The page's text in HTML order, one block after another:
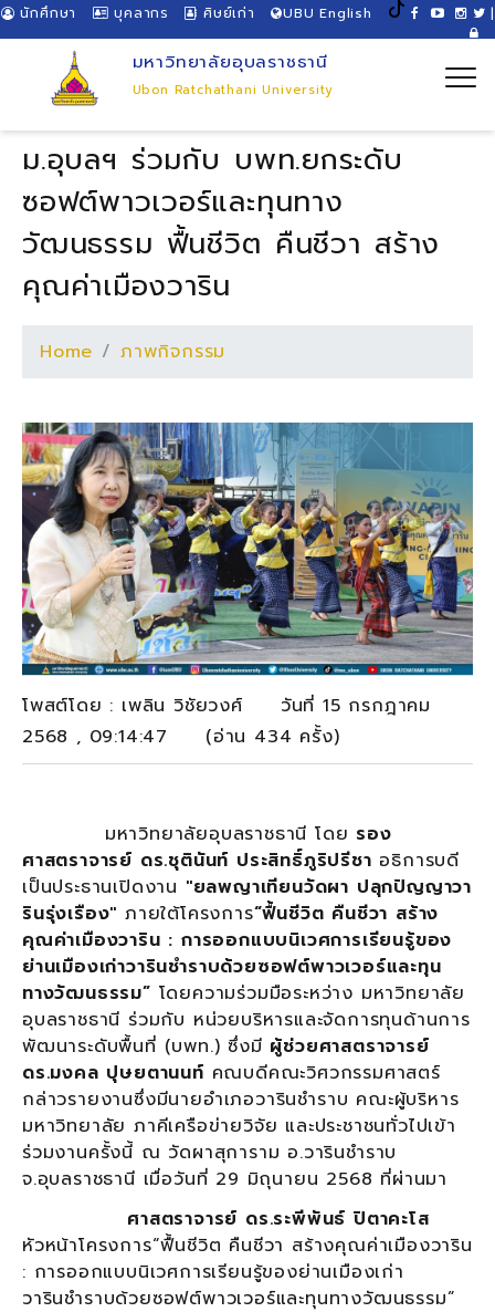
นักศึกษา บุคลากร ศิษย์เก่า UBU English |
มหาวิทยาลัยอุบลราชธานี
Ubon Ratchathani University
ม.อุบลฯ ร่วมกับ บพท.ยกระดับ
ซอฟต์พาวเวอร์และทุนทาง
วัฒนธรรม ฟื้นชีวิต คืนชีวา สร้าง
คุณค่าเมืองวาริน
Home ภาพกิจกรรม
โพสต์โดย : เพลิน วิชัยวงศ์ วันที่ 15 กรกฎาคม
2568 , 09:14:47 (อ่าน 434 ครั้ง)
มหาวิทยาลัยอุบลราชธานี โดย รอง
ศาสตราจารย์ ดร.ชุตินันท์ ประสิทธิ์ภูริปรีชา อธิการบดี
เป็นประธานเปิดงาน "ยลพญาเทียนวัดผา ปลุกปัญญาวา
รินรุ่งเรือง" ภายใต้โครงการ“ฟื้นชีวิต คืนชีวา สร้าง
คุณค่าเมืองวาริน : การออกแบบนิเวศการเรียนรู้ของ
ย่านเมืองเก่าวารินชำราบด้วยซอฟต์พาวเวอร์และทุน
ทางวัฒนธรรม” โดยความร่วมมือระหว่าง มหาวิทยาลัย
อุบลราชธานี ร่วมกับ หน่วยบริหารและจัดการทุนด้านการ
พัฒนาระดับพื้นที่ (บพท.) ซึ่งมี ผู้ช่วยศาสตราจารย์
ดร.มงคล ปุษยตานนท์ คณบดีคณะวิศวกรรมศาสตร์
กล่าวรายงานซึ่งมีนายอำเภอวารินชำราบ คณะผู้บริหาร
มหาวิทยาลัย ภาคีเครือข่ายวิจัย และประชาชนทั่วไปเข้า
ร่วมงานครั้งนี้ ณ วัดผาสุการาม อ.วารินชำราบ
จ.อุบลราชธานี เมื่อวันที่ 29 มิถุนายน 2568 ที่ผ่านมา
ศาสตราจารย์ ดร.ระพีพันธ์ ปิตาคะโส
หัวหน้าโครงการ“ฟื้นชีวิต คืนชีวา สร้างคุณค่าเมืองวาริน
: การออกแบบนิเวศการเรียนรู้ของย่านเมืองเก่า
วารินชำราบด้วยซอฟต์พาวเวอร์และทุนทางวัฒนธรรม”